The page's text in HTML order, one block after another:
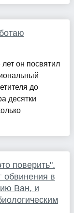
он посвятил
до
десятки
поверить".
обвинения в
Ван, и